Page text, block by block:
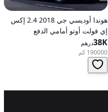
هوندا أوديسي جي 2018 2.4 إكس
إي فولت أوتو أمامي الدفع
38Kدرهم
190000 كم